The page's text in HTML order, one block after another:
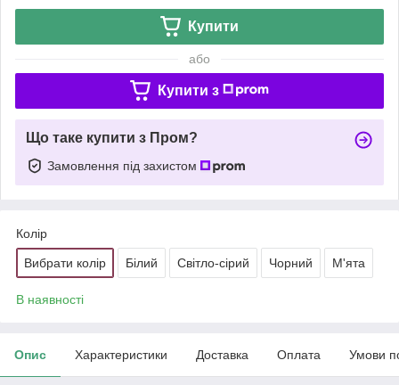
Купити
або
Купити з
Що таке купити з Пром?
Замовлення під захистом
Колір
Вибрати колір Білий Світло-сірий Чорний М'ята
В наявності
Опис Характеристики Доставка Оплата Умови